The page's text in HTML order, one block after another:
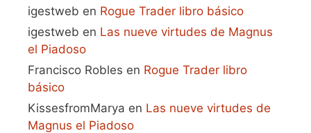
igestweb en Rogue Trader libro básico
igestweb en Las nueve virtudes de Magnus
el Piadoso
Francisco Robles en Rogue Trader libro
básico
KissesfromMarya en Las nueve virtudes de
Magnus el Piadoso